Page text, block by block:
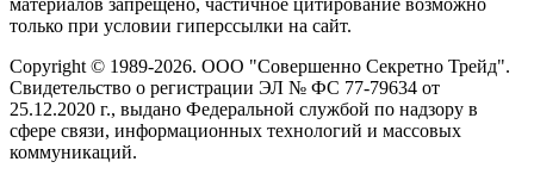
только при условии гиперссылки на сайт.
Copyright © 1989-2026. ООО "Совершенно Секретно Трейд".
Свидетельство о регистрации ЭЛ № ФС 77-79634 от
25.12.2020 г., выдано Федеральной службой по надзору в
сфере связи, информационных технологий и массовых
коммуникаций.